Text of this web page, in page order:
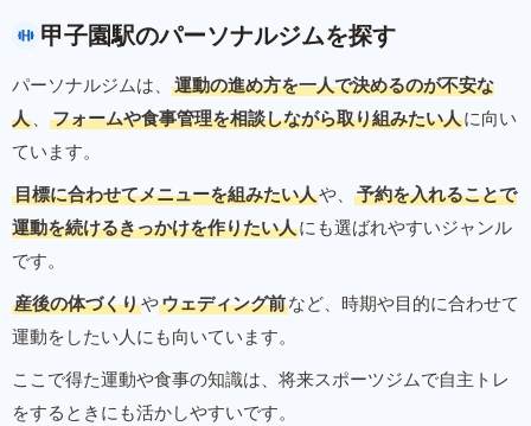
甲子園駅のパーソナルジムを探す
パーソナルジムは、
運動の進め方を一人で決めるのが不安な
人 、 フォームや食事管理を相談しながら取り組みたい人に向い
ています。
目標に合わせてメニューを組みたい人や、
予約を入れることで
運動を続けるきっかけを作りたい人にも選ばれやすいジャンル
です。
産後の体づくりやウェディング前など、時期や目的に合わせて
運動をしたい人にも向いています。
ここで得た運動や食事の知識は、将来スポーツジムで自主トレ
をするときにも活かしやすいです。